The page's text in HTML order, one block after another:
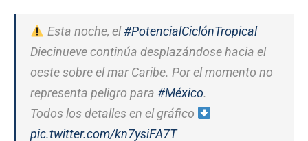
Esta noche, el#PotencialCiclónTropical
Diecinueve continúa desplazándose hacia el
oeste sobre el mar Caribe. Por el momento no
representa peligro para #México.
Todos los detalles en el gráfico
pic.twitter.com/kn7ysiFA7T